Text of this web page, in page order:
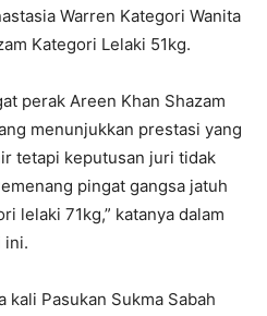
Warren Kategori Wanita
Kategori Lelaki 51kg.
perak Areen Khan Shazam
menunjukkan prestasi yang
tetapi keputusan juri tidak
pingat gangsa jatuh
lelaki 71kg,” katanya dalam
ini.
Pasukan Sukma Sabah